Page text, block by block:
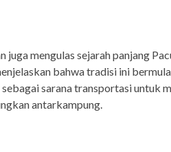
juga mengulas sejarah panjang
bahwa tradisi ini
sarana transportasi untuk
antarkampung.